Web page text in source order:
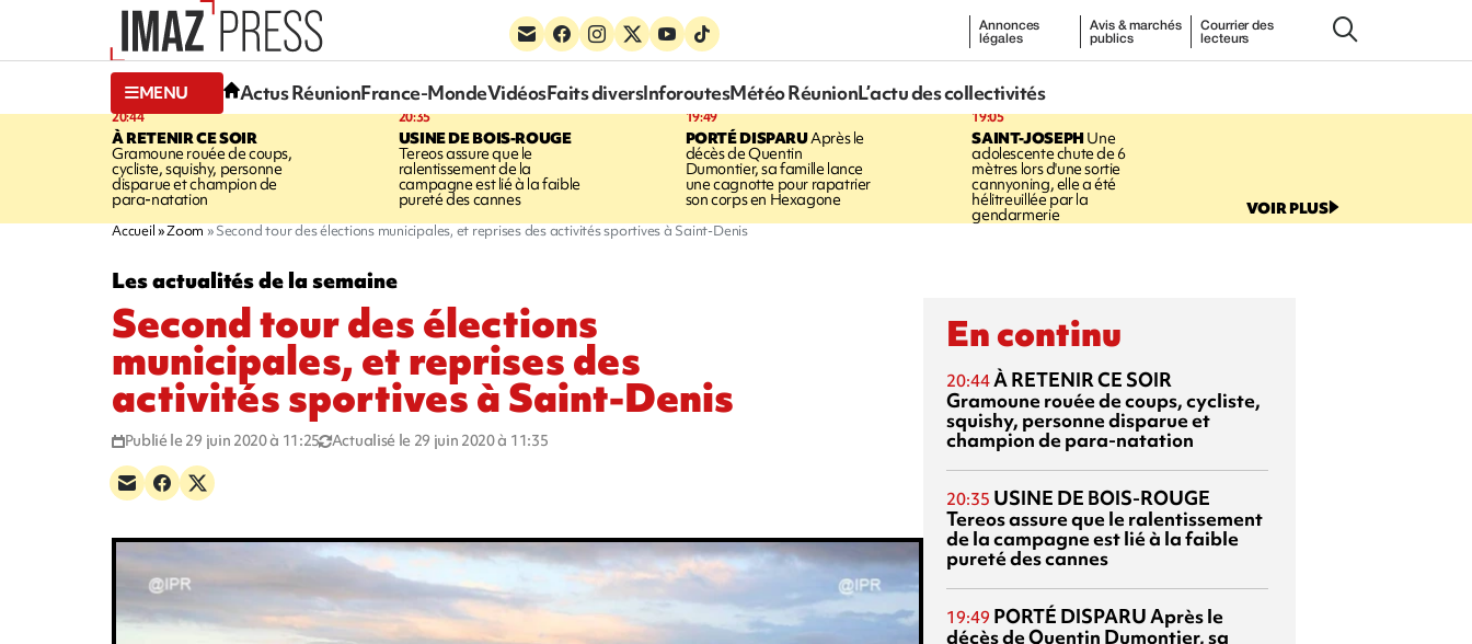
Annonces
légales
Avis & marchés
publics
Courrier des
lecteurs
MENU Actus RéunionFrance-MondeVidéosFaits diversInforoutesMétéo RéunionL’actu des collectivités
20:44
À RETENIR CE SOIR
Gramoune rouée de coups,
cycliste, squishy, personne
disparue et champion de
para-natation
20:35
USINE DE BOIS-ROUGE
Tereos assure que le
ralentissement de la
campagne est lié à la faible
pureté des cannes
19:49
PORTÉ DISPARUAprès le
décès de Quentin
Dumontier, sa famille lance
une cagnotte pour rapatrier
son corps en Hexagone
19:05
SAINT-JOSEPHUne
adolescente chute de 6
mètres lors d'une sortie
cannyoning, elle a été
hélitreuillée par la
gendarmerie VOIR PLUS
Accueil Zoom Second tour des élections municipales, et reprises des activités sportives à Saint-Denis
Les actualités de la semaine
Second tour des élections
municipales, et reprises des
activités sportives à Saint-Denis
Publié le 29 juin 2020 à 11:25 Actualisé le 29 juin 2020 à 11:35
En continu
20:44À RETENIR CE SOIR
Gramoune rouée de coups, cycliste,
squishy, personne disparue et
champion de para-natation
20:35 USINE DE BOIS-ROUGE
Tereos assure que le ralentissement
de la campagne est lié à la faible
pureté des cannes
19:49 PORTÉ DISPARUAprès le
décès de Quentin Dumontier, sa